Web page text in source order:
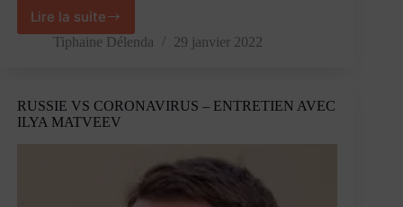
Lire la suite
«
La
les
moyens
ambitieuse
Tiphaine Délenda 29 janvier 2022
RUSSIE VS CORONAVIRUS – ENTRETIEN AVEC
ILYA MATVEEV